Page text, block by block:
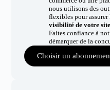
nous utilisons des
flexibles pour
visibilité de votre
Faites confiance à
démarquer de la
Choisir un